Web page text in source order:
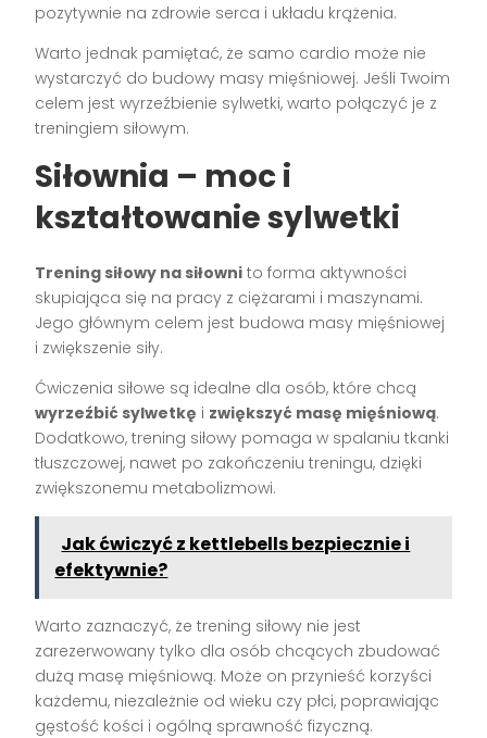
pozytywnie na zdrowie serca i układu krążenia.
Warto jednak pamiętać, że samo cardio może nie
wystarczyć do budowy masy mięśniowej. Jeśli Twoim
celem jest wyrzeźbienie sylwetki, warto połączyć je z
treningiem siłowym.
Siłownia – moc i
kształtowanie sylwetki
Trening siłowy na siłowni to forma aktywności
skupiająca się na pracy z ciężarami i maszynami.
Jego głównym celem jest budowa masy mięśniowej
i zwiększenie siły.
Ćwiczenia siłowe są idealne dla osób, które chcą
wyrzeźbić sylwetkę i zwiększyć masę mięśniową.
Dodatkowo, trening siłowy pomaga w spalaniu tkanki
tłuszczowej, nawet po zakończeniu treningu, dzięki
zwiększonemu metabolizmowi.
Jak ćwiczyć z kettlebells bezpiecznie i
efektywnie?
Warto zaznaczyć, że trening siłowy nie jest
zarezerwowany tylko dla osób chcących zbudować
dużą masę mięśniową. Może on przynieść korzyści
każdemu, niezależnie od wieku czy płci, poprawiając
gęstość kości i ogólną sprawność fizyczną.